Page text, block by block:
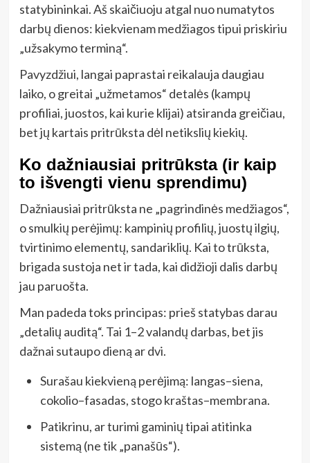
statybininkai. Aš skaičiuoju atgal nuo numatytos
darbų dienos: kiekvienam medžiagos tipui priskiriu
„užsakymo terminą“.
Pavyzdžiui, langai paprastai reikalauja daugiau
laiko, o greitai „užmetamos“ detalės (kampų
profiliai, juostos, kai kurie klijai) atsiranda greičiau,
bet jų kartais pritrūksta dėl netikslių kiekių.
Ko dažniausiai pritrūksta (ir kaip
to išvengti vienu sprendimu)
Dažniausiai pritrūksta ne „pagrindinės medžiagos“,
o smulkių perėjimų: kampinių profilių, juostų ilgių,
tvirtinimo elementų, sandariklių. Kai to trūksta,
brigada sustoja net ir tada, kai didžioji dalis darbų
jau paruošta.
Man padeda toks principas: prieš statybas darau
„detalių auditą“. Tai 1–2 valandų darbas, bet jis
dažnai sutaupo dieną ar dvi.
Surašau kiekvieną perėjimą: langas–siena,
cokolio–fasadas, stogo kraštas–membrana.
Patikrinu, ar turimi gaminių tipai atitinka
sistemą (ne tik „panašūs“).